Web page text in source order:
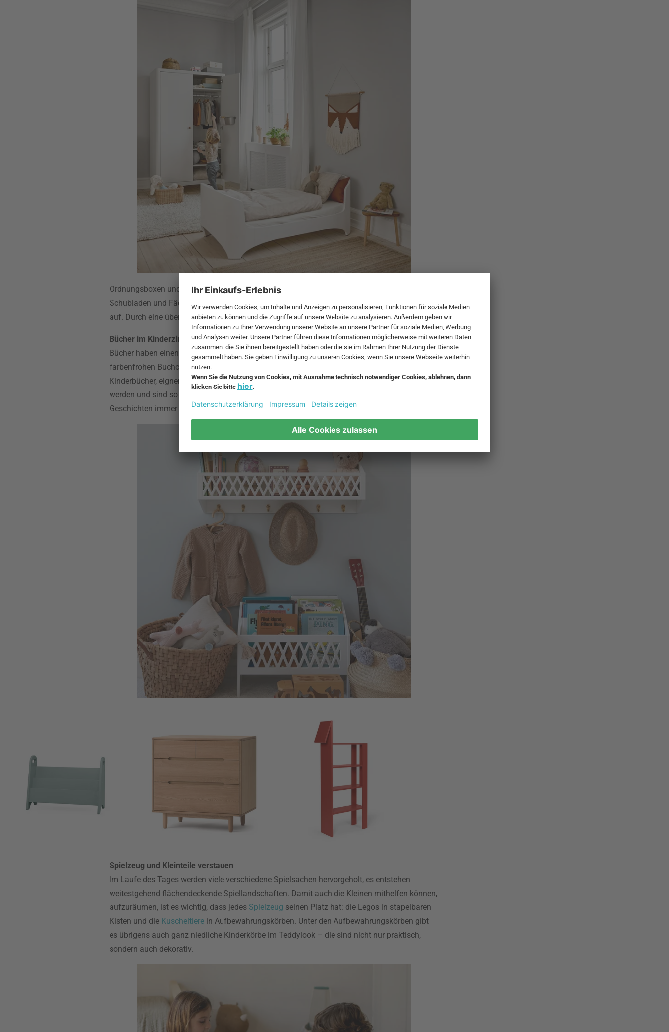
Ordnungsboxen und Schubladeneinsätze erhalten die Ordnung auch innerhalb der
Schubladen und Fächer. Hänge Jacken und Turnbeutel an niedrig angebrachten
Wandhaken
auf. Durch eine übersichtliche Anordnung wird das An- und Ausziehen zum Kinderspiel.
Bücher im Kinderzimmer unterbringen
Bücher haben einen besonderen Platz im Kinderzimmer verdient und sind durch die hübschen
farbenfrohen Buchcover ein echter Hingucker.
Kinderbücher, eignen sich besonders gut für das Kinderzimmer. Die Bücher können aufgestellt
werden und sind so gut sichtbar. Mit einem Regal über oder am Bett habt ihr die Gute-Nacht-
Geschichten immer griffbereit.
Spielzeug und Kleinteile verstauen
Im Laufe des Tages werden viele verschiedene Spielsachen hervorgeholt, es entstehen
weitestgehend flächendeckende Spiellandschaften. Damit auch die Kleinen mithelfen können,
aufzuräumen, ist es wichtig, dass jedes Spielzeug seinen Platz hat: die Legos in stapelbaren
Kisten und die Kuscheltiere in Aufbewahrungskörben. Unter den Aufbewahrungskörben gibt
es übrigens auch ganz niedliche Kinderkörbe im Teddylook – die sind nicht nur praktisch,
sondern auch dekorativ.